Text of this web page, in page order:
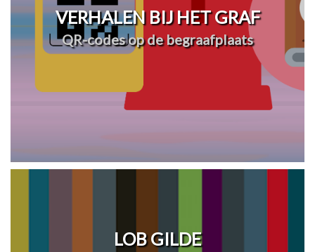
VERHALEN BIJ HET GRAF
QR-codes op de begraafplaats
LOB GILDE